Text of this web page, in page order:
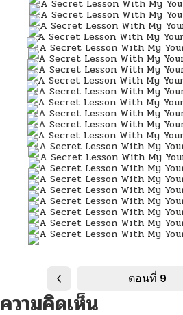
ตอนที่ 9
ความคิดเห็น